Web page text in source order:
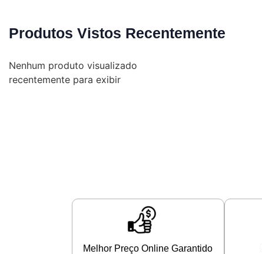
Produtos Vistos Recentemente
Nenhum produto visualizado
recentemente para exibir
Melhor Preço Online Garantido